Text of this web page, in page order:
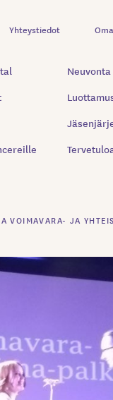
Yhteystiedot
Neuvonta
VOIMAVARA- JA